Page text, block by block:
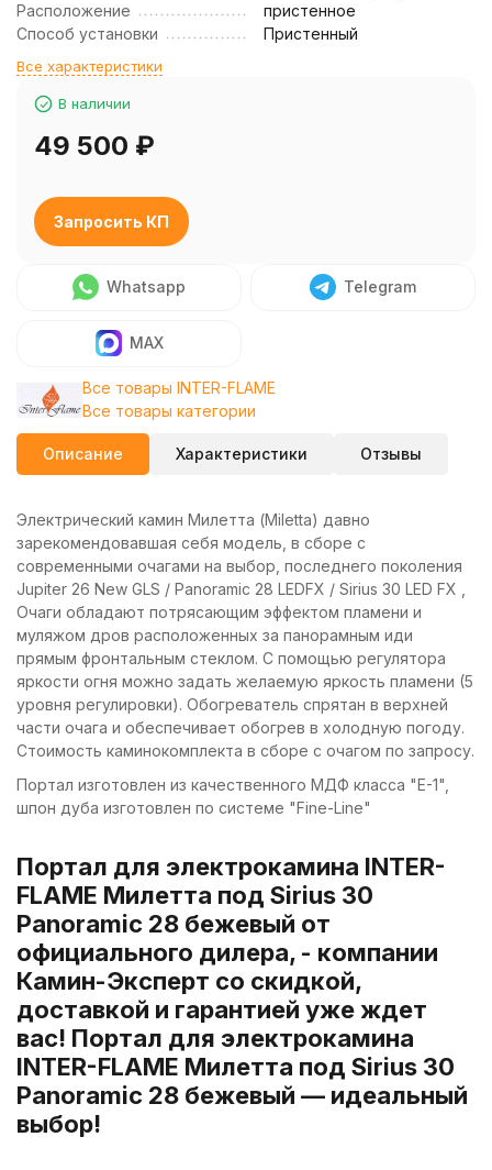
Расположение
пристенное
Способ установки
Пристенный
Все характеристики
В наличии
49 500 ₽
Запросить КП
Whatsapp Telegram
MAX
Все товары INTER-FLAME
Все товары категории
Описание Характеристики Отзывы
Электрический камин Милетта (Miletta) давно
зарекомендовавшая себя модель, в сборе с
современными очагами на выбор, последнего поколения
Jupiter 26 New GLS / Panoramic 28 LEDFX / Sirius 30 LED FX ,
Очаги обладают потрясающим эффектом пламени и
муляжом дров расположенных за панорамным иди
прямым фронтальным стеклом. С помощью регулятора
яркости огня можно задать желаемую яркость пламени (5
уровня регулировки). Обогреватель спрятан в верхней
части очага и обеспечивает обогрев в холодную погоду.
Стоимость каминокомплекта в сборе с очагом по запросу.
Портал изготовлен из качественного МДФ класса "Е-1",
шпон дуба изготовлен по системе "Fine-Line"
Портал для электрокамина INTER-
FLAME Милетта под Sirius 30
Panoramic 28 бежевый от
официального дилера, - компании
Камин-Эксперт со скидкой,
доставкой и гарантией уже ждет
вас! Портал для электрокамина
INTER-FLAME Милетта под Sirius 30
Panoramic 28 бежевый — идеальный
выбор!